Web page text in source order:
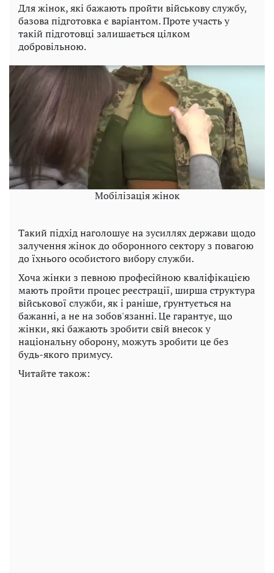
Для жінок, які бажають пройти військову службу,
базова підготовка є варіантом. Проте участь у
такій підготовці залишається цілком
добровільною.
Мобілізація жінок
Такий підхід наголошує на зусиллях держави щодо
залучення жінок до оборонного сектору з повагою
до їхнього особистого вибору служби.
Хоча жінки з певною професійною кваліфікацією
мають пройти процес реєстрації, ширша структура
військової служби, як і раніше, ґрунтується на
бажанні, а не на зобов'язанні. Це гарантує, що
жінки, які бажають зробити свій внесок у
національну оборону, можуть зробити це без
будь-якого примусу.
Читайте також: